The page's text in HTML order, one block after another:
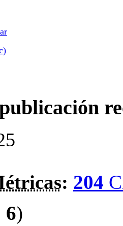
: 204
6)